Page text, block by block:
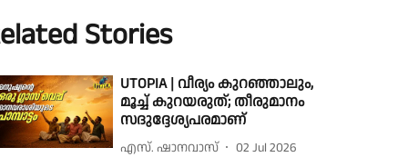
Stories
UTOPIA | വീര്യം കുറഞ്ഞാലും,
മൂച്ച് കുറയരുത്; തീരുമാനം
സദുദ്ദേശ്യപരമാണ്
എസ്. ഷാനവാസ് 02 Jul 2026